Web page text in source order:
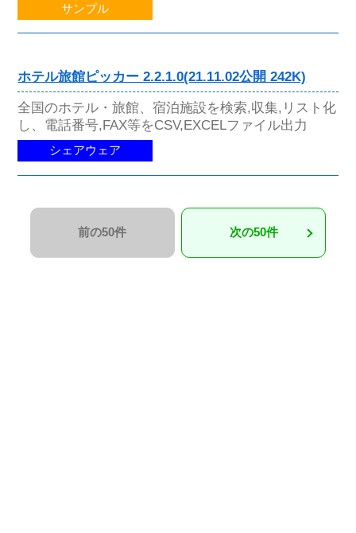
サンプル
ホテル旅館ピッカー 2.2.1.0(21.11.02公開 242K)
全国のホテル・旅館、宿泊施設を検索,収集,リスト化
し、電話番号,FAX等をCSV,EXCELファイル出力
シェアウェア
前の50件 次の50件